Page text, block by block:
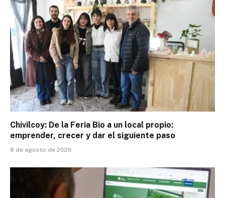
Chivilcoy: De la Feria Bio a un local propio:
emprender, crecer y dar el siguiente paso
8 de agosto de 2026